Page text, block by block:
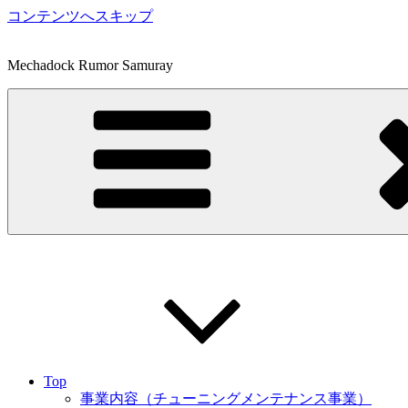
コンテンツへスキップ
Mechadock Rumor Samuray
Top
事業内容（チューニングメンテナンス事業）